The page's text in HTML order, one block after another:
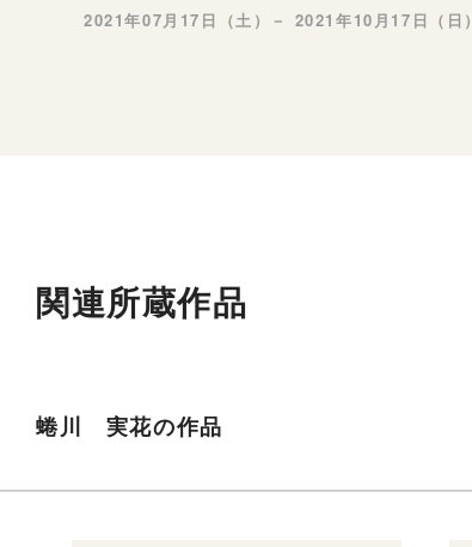
2021年07月17日（土）－ 2021年10月17日（日）
関連所蔵作品
蜷川 実花の作品